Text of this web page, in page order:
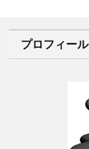
プロフィール